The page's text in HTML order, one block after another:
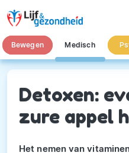
Bewegen Medisch
Detoxen:
zure appel
Het nemen van